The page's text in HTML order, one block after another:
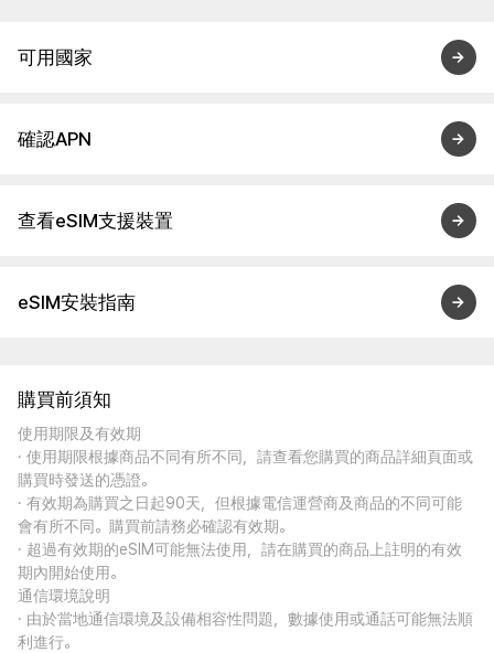
可用國家
確認APN
查看eSIM支援裝置
eSIM安裝指南
購買前須知
使用期限及有效期
· 使用期限根據商品不同有所不同，請查看您購買的商品詳細頁面或
購買時發送的憑證。
· 有效期為購買之日起90天，但根據電信運營商及商品的不同可能
會有所不同。購買前請務必確認有效期。
· 超過有效期的eSIM可能無法使用，請在購買的商品上註明的有效
期內開始使用。
通信環境說明
· 由於當地通信環境及設備相容性問題，數據使用或通話可能無法順
利進行。